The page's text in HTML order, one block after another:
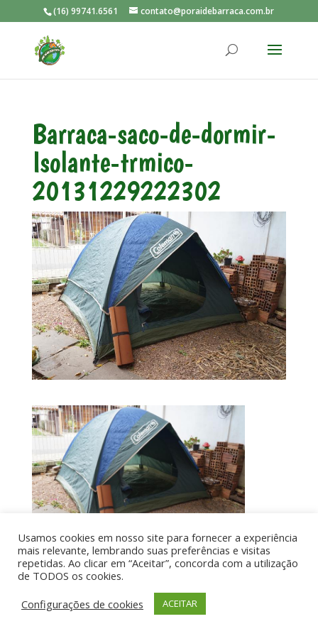
(16) 99741.6561 contato@poraidebarraca.com.br
Barraca-saco-de-dormir-
Isolante-trmico-
20131229222302
Por aí de Barraca - direitos reservados - Desenvolvido
por UIA WEB
Usamos cookies em nosso site para fornecer a experiência
mais relevante, lembrando suas preferências e visitas
repetidas. Ao clicar em “Aceitar”, concorda com a utilização
de TODOS os cookies.
Configurações de cookies
ACEITAR